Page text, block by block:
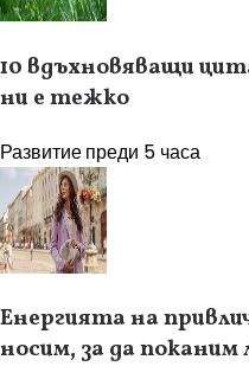
10 вдъхновяващи
ни е тежко
Развитиепреди 5 часа
Енергията на
носим, за да